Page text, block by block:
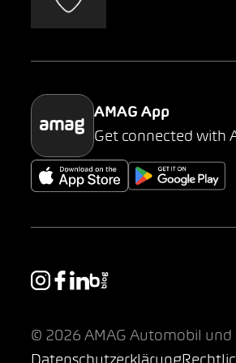
Parking
AMAG App
Get connected with
© 2026 AMAG Automobil und